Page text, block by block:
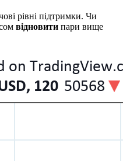
рівні підтримки. Чи
відновити пари вище